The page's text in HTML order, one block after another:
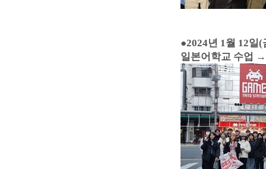
●2024년 1월 12일(
일본어학교 수업